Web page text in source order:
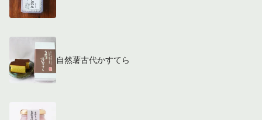
自然薯古代かすてら